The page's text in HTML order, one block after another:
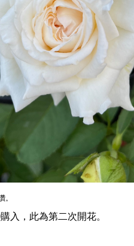
。
入，此為第二次開花。